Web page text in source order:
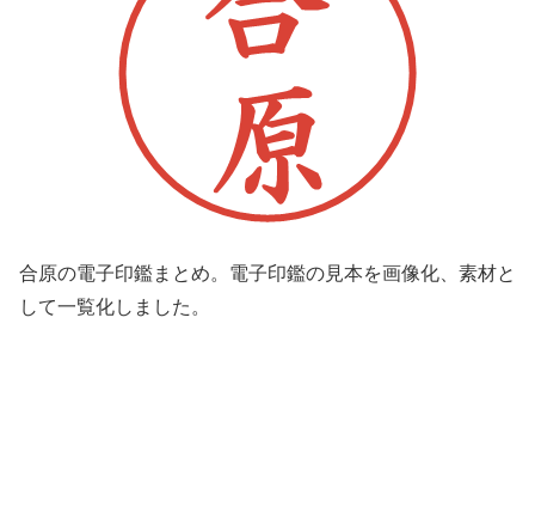
合原の電子印鑑まとめ。電子印鑑の見本を画像化、素材と
して一覧化しました。